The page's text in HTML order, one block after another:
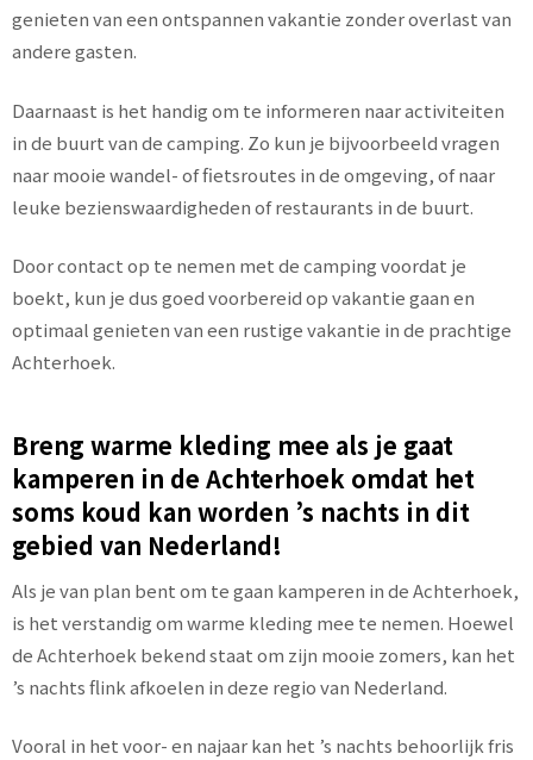
genieten van een ontspannen vakantie zonder overlast van
andere gasten.
Daarnaast is het handig om te informeren naar activiteiten
in de buurt van de camping. Zo kun je bijvoorbeeld vragen
naar mooie wandel- of fietsroutes in de omgeving, of naar
leuke bezienswaardigheden of restaurants in de buurt.
Door contact op te nemen met de camping voordat je
boekt, kun je dus goed voorbereid op vakantie gaan en
optimaal genieten van een rustige vakantie in de prachtige
Achterhoek.
Breng warme kleding mee als je gaat
kamperen in de Achterhoek omdat het
soms koud kan worden ’s nachts in dit
gebied van Nederland!
Als je van plan bent om te gaan kamperen in de Achterhoek,
is het verstandig om warme kleding mee te nemen. Hoewel
de Achterhoek bekend staat om zijn mooie zomers, kan het
’s nachts flink afkoelen in deze regio van Nederland.
Vooral in het voor- en najaar kan het ’s nachts behoorlijk fris